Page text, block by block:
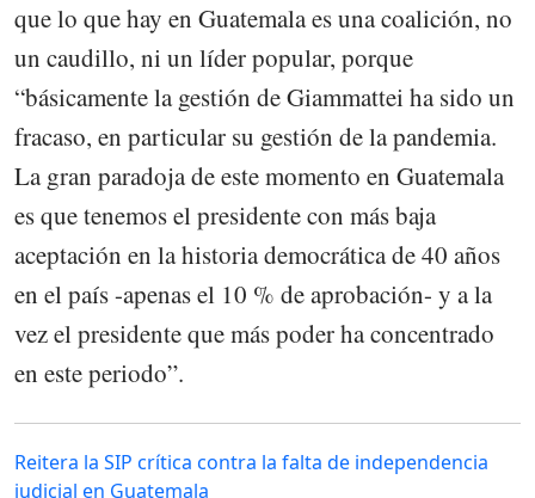
que lo que hay en Guatemala es una coalición, no
un caudillo, ni un líder popular, porque
“básicamente la gestión de Giammattei ha sido un
fracaso, en particular su gestión de la pandemia.
La gran paradoja de este momento en Guatemala
es que tenemos el presidente con más baja
aceptación en la historia democrática de 40 años
en el país -apenas el 10 % de aprobación- y a la
vez el presidente que más poder ha concentrado
en este periodo”.
Reitera la SIP crítica contra la falta de independencia
judicial en Guatemala